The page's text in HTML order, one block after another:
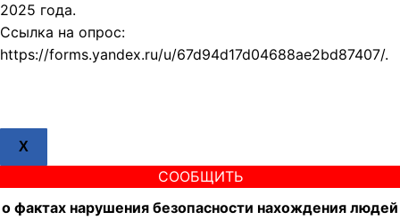
2025 года.
Ссылка на опрос:
https://forms.yandex.ru/u/67d94d17d04688ae2bd87407/.
X
СООБЩИТЬ
о фактах нарушения безопасности нахождения людей